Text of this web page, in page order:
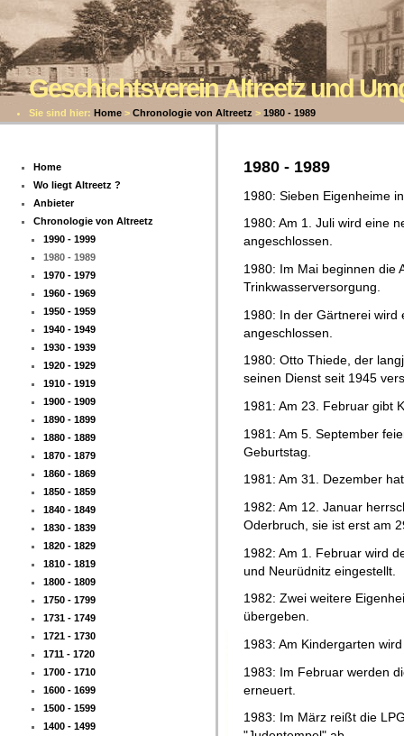
Geschichtsverein Altreetz und
Sie sind hier: Home > Chronologie von Altreetz > 1980 - 1989
Home
Wo liegt Altreetz ?
Anbieter
Chronologie von Altreetz
1990 - 1999
1980 - 1989
1970 - 1979
1960 - 1969
1950 - 1959
1940 - 1949
1930 - 1939
1920 - 1929
1910 - 1919
1900 - 1909
1890 - 1899
1880 - 1889
1870 - 1879
1860 - 1869
1850 - 1859
1840 - 1849
1830 - 1839
1820 - 1829
1810 - 1819
1800 - 1809
1750 - 1799
1731 - 1749
1721 - 1730
1711 - 1720
1700 - 1710
1600 - 1699
1500 - 1599
1400 - 1499
1980 - 1989
1980: Sieben Eigenheime
1980: Am 1. Juli wird eine
angeschlossen.
1980: Im Mai beginnen die
Trinkwasserversorgung.
1980: In der Gärtnerei wird
angeschlossen.
1980: Otto Thiede, der
seinen Dienst seit 1945
1981: Am 23. Februar gibt
1981: Am 5. September
Geburtstag.
1981: Am 31. Dezember
1982: Am 12. Januar
Oderbruch, sie ist erst am
1982: Am 1. Februar wird
und Neurüdnitz eingestellt.
1982: Zwei weitere
übergeben.
1983: Am Kindergarten
1983: Im Februar werden
erneuert.
1983: Im März reißt die